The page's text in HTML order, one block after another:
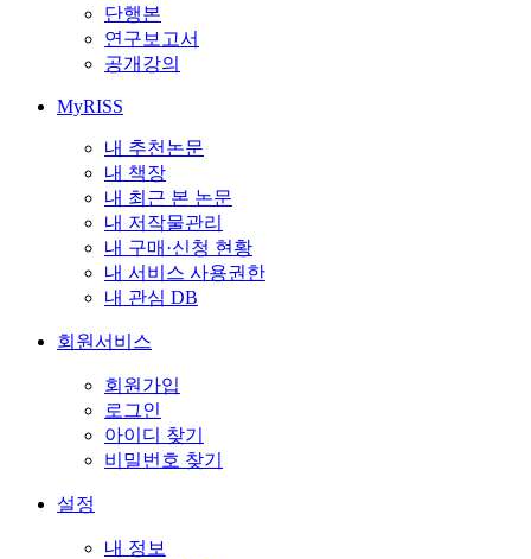
단행본
연구보고서
공개강의
MyRISS
내 추천논문
내 책장
내 최근 본 논문
내 저작물관리
내 구매·신청 현황
내 서비스 사용권한
내 관심 DB
회원서비스
회원가입
로그인
아이디 찾기
비밀번호 찾기
설정
내 정보